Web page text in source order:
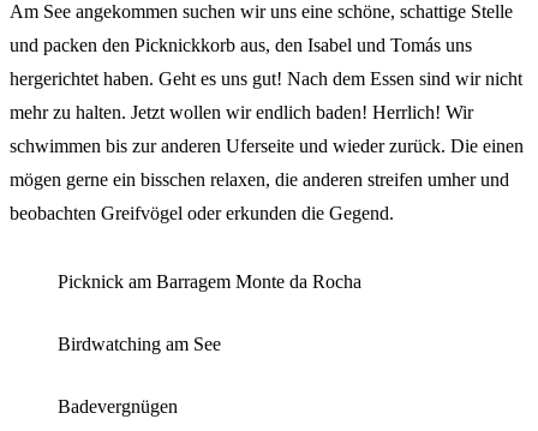
Am See angekommen suchen wir uns eine schöne, schattige Stelle
und packen den Picknickkorb aus, den Isabel und Tomás uns
hergerichtet haben. Geht es uns gut! Nach dem Essen sind wir nicht
mehr zu halten. Jetzt wollen wir endlich baden! Herrlich! Wir
schwimmen bis zur anderen Uferseite und wieder zurück. Die einen
mögen gerne ein bisschen relaxen, die anderen streifen umher und
beobachten Greifvögel oder erkunden die Gegend.
Picknick am Barragem Monte da Rocha
Birdwatching am See
Badevergnügen